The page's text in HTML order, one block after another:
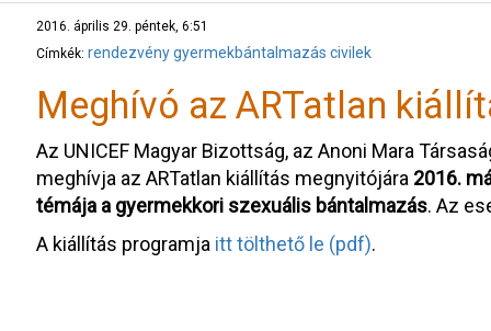
2016. április 29. péntek, 6:51
Címkék: rendezvénygyermekbántalmazás civilek
Meghívó az ARTatlan
Az UNICEF Magyar Bizottság, az Anoni Mara
meghívja az ARTatlan kiállítás megnyitójára 2016.
témája a gyermekkori szexuális bántalmazás. Az
A kiállítás programja itt tölthető le (pdf).